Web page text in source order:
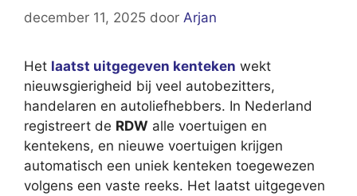
december 11, 2025 door Arjan
Het laatst uitgegeven kenteken wekt
nieuwsgierigheid bij veel autobezitters,
handelaren en autoliefhebbers. In Nederland
registreert de RDW alle voertuigen en
kentekens, en nieuwe voertuigen krijgen
automatisch een uniek kenteken toegewezen
volgens een vaste reeks. Het laatst uitgegeven